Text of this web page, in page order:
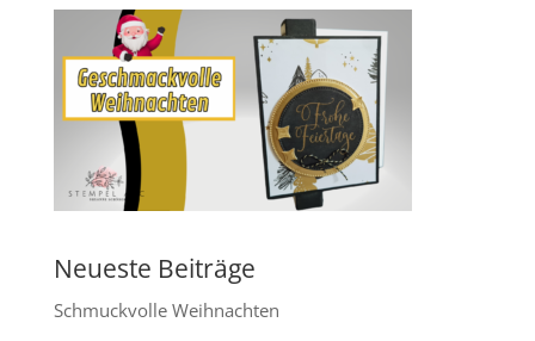
Neueste Beiträge
Schmuckvolle Weihnachten